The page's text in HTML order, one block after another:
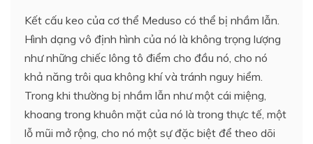
Kết cấu keo của cơ thể Meduso có thể bị nhầm lẫn.
Hình dạng vô định hình của nó là không trọng lượng
như những chiếc lông tô điểm cho đầu nó, cho nó
khả năng trôi qua không khí và tránh nguy hiểm.
Trong khi thường bị nhầm lẫn như một cái miệng,
khoang trong khuôn mặt của nó là trong thực tế, một
lỗ mũi mở rộng, cho nó một sự đặc biệt để theo dõi